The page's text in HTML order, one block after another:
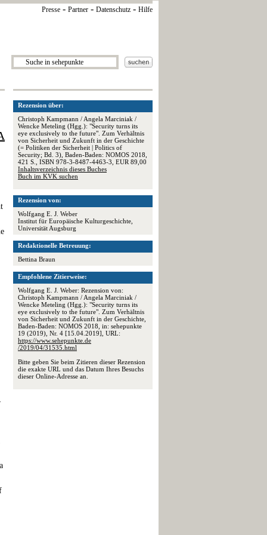
Presse - Partner - Datenschutz - Hilfe
Rezension über:
Christoph Kampmann / Angela Marciniak /
Wencke Meteling (Hgg.): "Security turns its
eye exclusively to the future". Zum Verhältnis
von Sicherheit und Zukunft in der Geschichte
(= Politiken der Sicherheit | Politics of
Security; Bd. 3), Baden-Baden: NOMOS 2018,
421 S., ISBN 978-3-8487-4463-3, EUR 89,00
Inhaltsverzeichnis dieses Buches
Buch im KVK suchen
Rezension von:
Wolfgang E. J. Weber
Institut für Europäische Kulturgeschichte,
Universität Augsburg
Redaktionelle Betreuung:
Bettina Braun
Empfohlene Zitierweise:
Wolfgang E. J. Weber: Rezension von:
Christoph Kampmann / Angela Marciniak /
Wencke Meteling (Hgg.): "Security turns its
eye exclusively to the future". Zum Verhältnis
von Sicherheit und Zukunft in der Geschichte,
Baden-Baden: NOMOS 2018, in: sehepunkte
19 (2019), Nr. 4 [15.04.2019], URL:
https://www.sehepunkte.de
/2019/04/31535.html
Bitte geben Sie beim Zitieren dieser Rezension
die exakte URL und das Datum Ihres Besuchs
dieser Online-Adresse an.